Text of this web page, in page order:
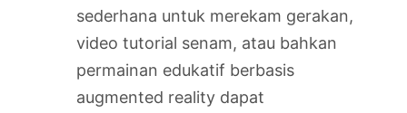
sederhana untuk merekam gerakan,
video tutorial senam, atau bahkan
permainan edukatif berbasis
augmented reality dapat